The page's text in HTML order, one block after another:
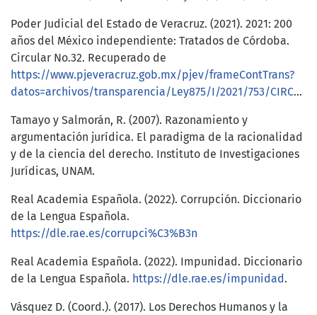
Poder Judicial del Estado de Veracruz. (2021). 2021: 200
años del México independiente: Tratados de Córdoba.
Circular No.32. Recuperado de
https://www.pjeveracruz.gob.mx/pjev/frameContTrans?
datos=archivos/transparencia/Ley875/I/2021/753/CIRCULAR_32_2021.PDF
Tamayo y Salmorán, R. (2007). Razonamiento y
argumentación jurídica. El paradigma de la racionalidad
y de la ciencia del derecho. Instituto de Investigaciones
Jurídicas, UNAM.
Real Academia Española. (2022). Corrupción. Diccionario
de la Lengua Española.
https://dle.rae.es/corrupci%C3%B3n
Real Academia Española. (2022). Impunidad. Diccionario
de la Lengua Española. https://dle.rae.es/impunidad .
Vásquez D. (Coord.). (2017). Los Derechos Humanos y la